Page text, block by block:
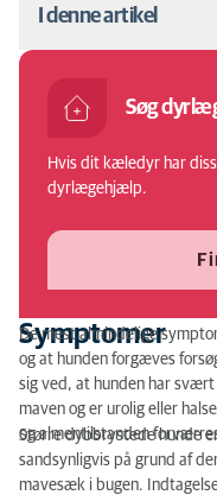
I denne artikel
Behandling
Søg
Hvis dit kæledyr har
dyrlægehjælp.
Symptomer
De mest almindelige
og at hunden forgæves
sig ved, at hunden har
maven og er urolig eller
og almentilstanden
Større dybbrystede hunde
sandsynligvis på grund af
mavesæk i bugen.